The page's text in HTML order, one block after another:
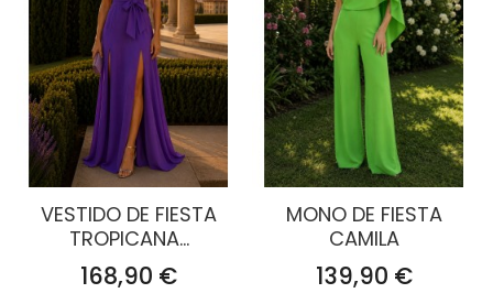
VESTIDO DE FIESTA
TROPICANA...
Precio
168,90 €
MONO DE FIESTA
CAMILA
Precio
139,90 €